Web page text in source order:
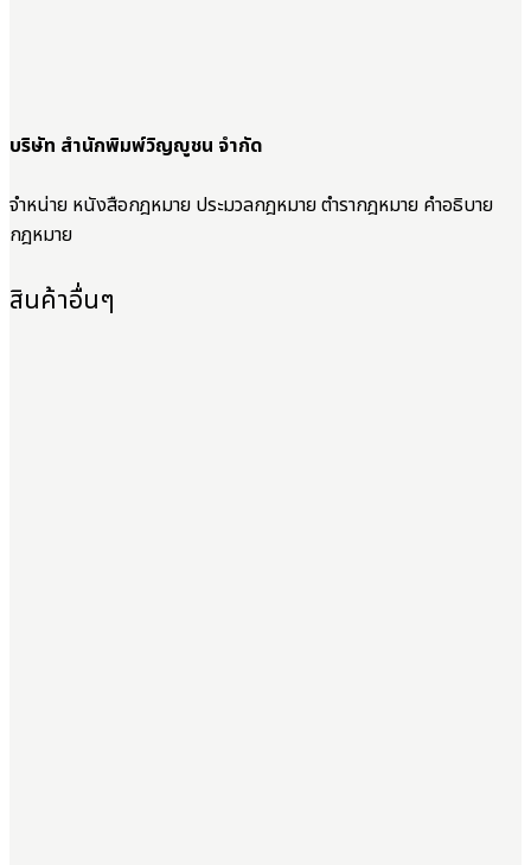
บริษัท สำนักพิมพ์วิญญูชน จำกัด
จำหน่าย หนังสือกฎหมาย ประมวลกฎหมาย ตำรากฎหมาย คำอธิบาย
กฎหมาย
สินค้าอื่นๆ